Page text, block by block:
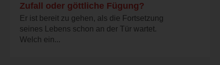
Zufall oder göttliche Fügung?
Er ist bereit zu gehen, als die Fortsetzung
seines Lebens schon an der Tür wartet.
Welch ein...